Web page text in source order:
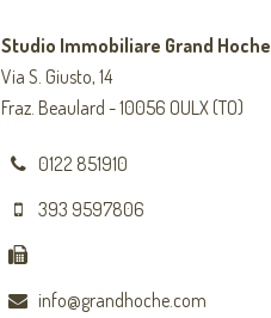
Studio Immobiliare Grand Hoche
Via S. Giusto, 14
Fraz. Beaulard - 10056 OULX (TO)
0122 851910
393 9597806
info@grandhoche.com